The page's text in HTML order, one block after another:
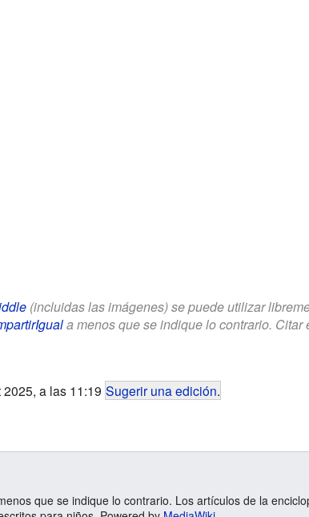
(incluidas las imágenes) se puede utilizar
a menos que se indique lo contrario. Citar
a las 11:19 Sugerir una edición.
que se indique lo contrario. Los artículos de la